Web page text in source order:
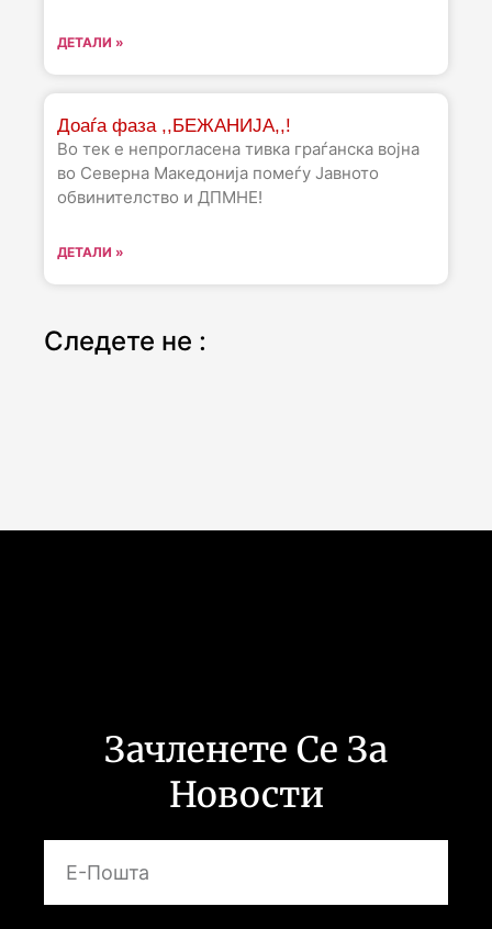
ДЕТАЛИ »
Доаѓа фаза ,,БЕЖАНИЈА,,!
Во тек е непрогласена тивка граѓанска војна
во Северна Македонија помеѓу Јавното
обвинителство и ДПМНЕ!
ДЕТАЛИ »
Следете не :
Зачленете Се За
Новости